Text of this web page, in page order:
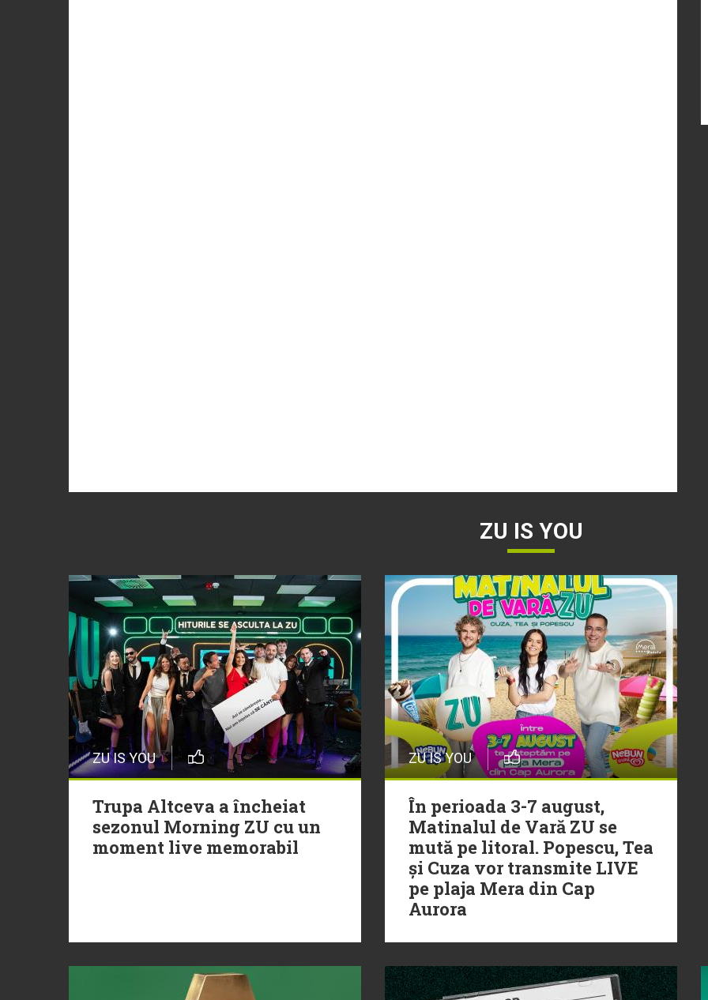
ZU IS YOU
ZU IS YOU
Trupa Altceva a încheiat
sezonul Morning ZU cu un
moment live memorabil
ZU IS YOU
În perioada 3-7 august,
Matinalul de Vară ZU se
mută pe litoral. Popescu, Tea
și Cuza vor transmite LIVE
pe plaja Mera din Cap
Aurora